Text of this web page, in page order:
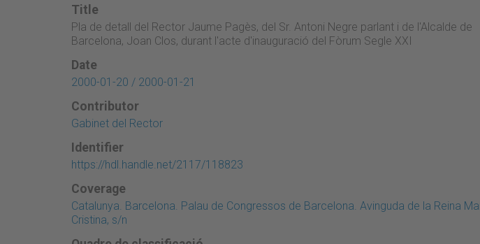
Title
Pla de detall del Rector Jaume Pagès, del Sr. Antoni Negre parlant i de l'Alcalde de
Barcelona, Joan Clos, durant l'acte d'inauguració del Fòrum Segle XXI
Date
2000-01-20 / 2000-01-21
Contributor
Gabinet del Rector
Identifier
https://hdl.handle.net/2117/118823
Coverage
Catalunya. Barcelona. Palau de Congressos de Barcelona. Avinguda de la Reina
Cristina, s/n